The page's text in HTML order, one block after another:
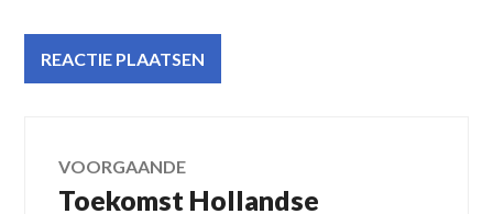
Bericht
VOORGAANDE
Vorig
Toekomst Hollandse